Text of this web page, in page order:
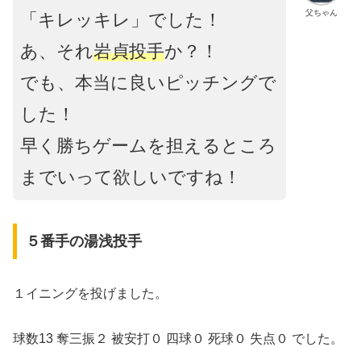
父ちゃん
「キレッキレ」でした！
あ、それ岩貞投手か？！
でも、本当に良いピッチングで
した！
早く勝ちゲームを担えるところ
までいって欲しいですね！
５番手の湯浅投手
１イニングを投げました。
球数13 奪三振２ 被安打０ 四球０ 死球０ 失点０ でした。